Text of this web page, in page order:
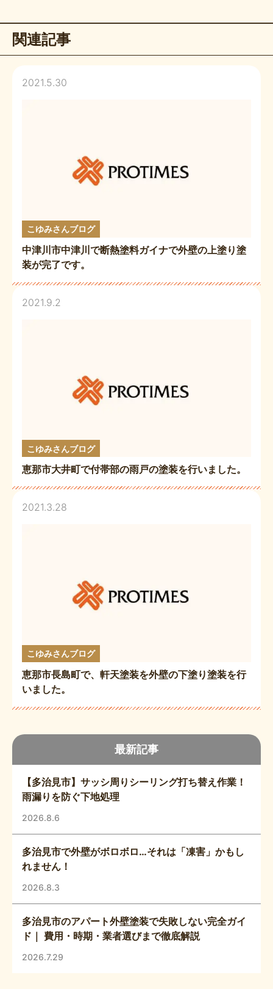
最新記事
【多治見市】サッシ周りシーリング打ち替え作業！
雨漏りを防ぐ下地処理
2026.8.6
多治見市で外壁がボロボロ…それは「凍害」かもし
れません！
2026.8.3
多治見市のアパート外壁塗装で失敗しない完全ガイ
ド｜ 費用・時期・業者選びまで徹底解説
2026.7.29
関連記事
2021.5.30
こゆみさんブログ
中津川市中津川で断熱塗料ガイナで外壁の上塗り塗
装が完了です。
2021.9.2
こゆみさんブログ
恵那市大井町で付帯部の雨戸の塗装を行いました。
2021.3.28
こゆみさんブログ
恵那市長島町で、軒天塗装を外壁の下塗り塗装を行
いました。